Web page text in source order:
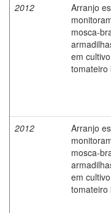
2012
Arranjo
mosca-
em
tomateiro
2012
Arranjo
mosca-
em
tomateiro